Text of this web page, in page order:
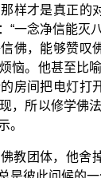
样才是真正的
“一念净信能灭
佛，能够赞叹
恼。他甚至比
房间把电灯打
，所以修学佛
。
教团体，他舍